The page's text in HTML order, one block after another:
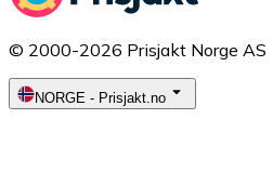
© 2000-2026 Prisjakt Norge AS
NORGE - Prisjakt.no